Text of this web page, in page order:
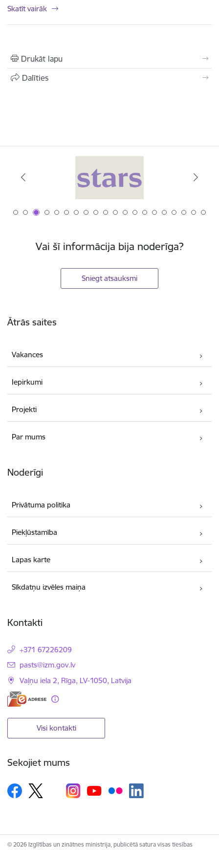
Skatīt vairāk
Drukāt lapu
Dalīties
Vai šī informācija bija noderīga?
Sniegt atsauksmi
Ātrās saites
Vakances
Iepirkumi
Projekti
Par mums
Noderīgi
Privātuma politika
Piekļūstamība
Lapas karte
Sīkdatņu izvēles maiņa
Kontakti
+371 67226209
E-pasts:
pasts@izm.gov.lv
Vaļņu iela 2, Rīga, LV-1050, Latvija
Visi kontakti
Sekojiet mums
© 2026 Izglītības un zinātnes ministrija, publicētā satura visas tiesības